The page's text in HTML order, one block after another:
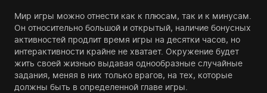
Мир игры можно отнести как к плюсам, так и к минусам.
Он относительно большой и открытый, наличие бонусных
активностей продлит время игры на десятки часов, но
интерактивности крайне не хватает. Окружение будет
жить своей жизнью выдавая однообразные случайные
задания, меняя в них только врагов, на тех, которые
должны быть в определенной главе игры.